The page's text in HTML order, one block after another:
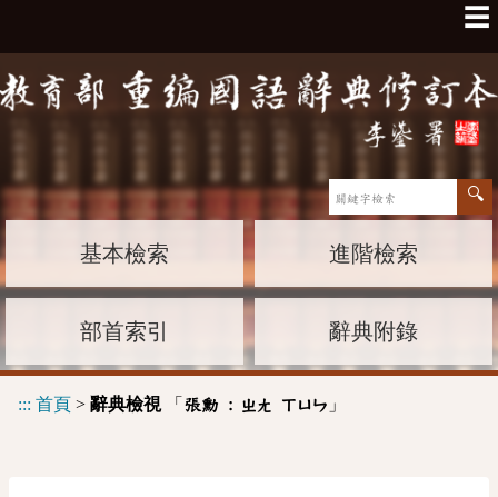
☰
基本檢索 進階檢索
部首索引 辭典附錄
::: 首頁 > 辭典檢視「 張勳 : ㄓㄤ ㄒㄩㄣ 」